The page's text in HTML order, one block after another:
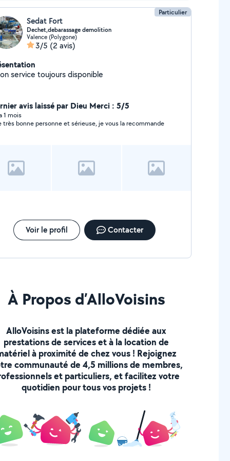
Particulier
Sedat Fort
Dechet,debarassage demolition
Valence (Polygone)
3/5 (2 avis)
À ton service toujours disponible
avis laissé par Dieu Merci : 5/5
1 mois
très bonne personne et sérieuse, je vous la recommande
Voir le profil Contacter
À Propos d’AlloVoisins
AlloVoisins est la plateforme dédiée aux
prestations de services et à la location de
à proximité de chez vous ! Rejoignez
communauté de 4,5 millions de membres,
et particuliers, et facilitez votre
quotidien pour tous vos projets !